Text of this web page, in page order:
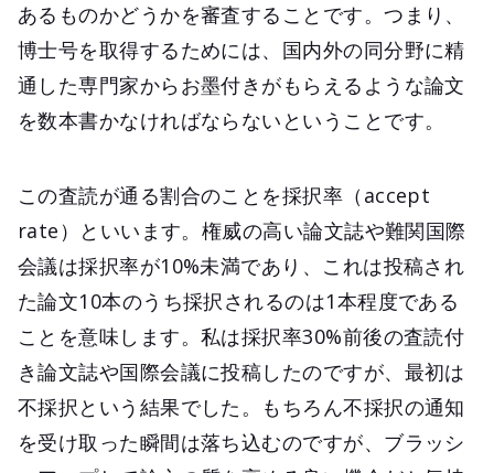
あるものかどうかを審査することです。つまり、
博士号を取得するためには、国内外の同分野に精
通した専門家からお墨付きがもらえるような論文
を数本書かなければならないということです。
この査読が通る割合のことを採択率（accept
rate）といいます。権威の高い論文誌や難関国際
会議は採択率が10%未満であり、これは投稿され
た論文10本のうち採択されるのは1本程度である
ことを意味します。私は採択率30%前後の査読付
き論文誌や国際会議に投稿したのですが、最初は
不採択という結果でした。もちろん不採択の通知
を受け取った瞬間は落ち込むのですが、ブラッシ